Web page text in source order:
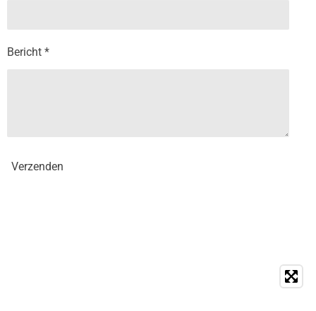
Bericht *
Verzenden